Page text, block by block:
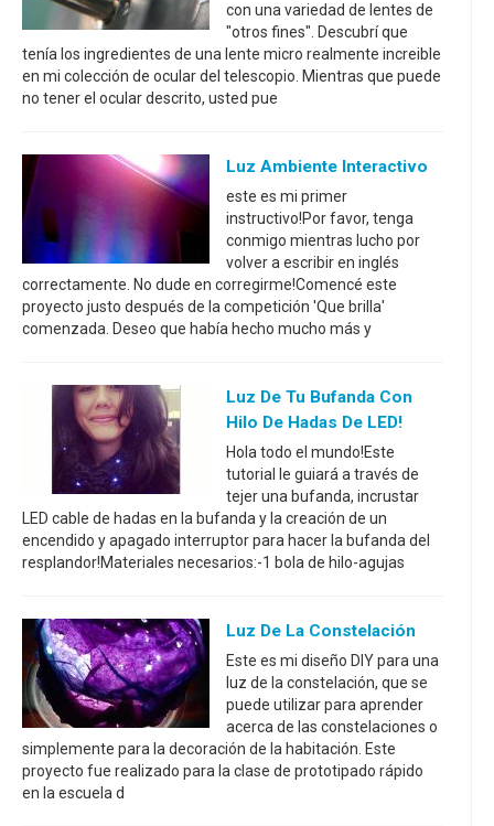
con una variedad de lentes de
"otros fines". Descubrí que
tenía los ingredientes de una lente micro realmente increible
en mi colección de ocular del telescopio. Mientras que puede
no tener el ocular descrito, usted pue
Luz Ambiente Interactivo
este es mi primer
instructivo!Por favor, tenga
conmigo mientras lucho por
volver a escribir en inglés
correctamente. No dude en corregirme!Comencé este
proyecto justo después de la competición 'Que brilla'
comenzada. Deseo que había hecho mucho más y
Luz De Tu Bufanda Con
Hilo De Hadas De LED!
Hola todo el mundo!Este
tutorial le guiará a través de
tejer una bufanda, incrustar
LED cable de hadas en la bufanda y la creación de un
encendido y apagado interruptor para hacer la bufanda del
resplandor!Materiales necesarios:-1 bola de hilo-agujas
Luz De La Constelación
Este es mi diseño DIY para una
luz de la constelación, que se
puede utilizar para aprender
acerca de las constelaciones o
simplemente para la decoración de la habitación. Este
proyecto fue realizado para la clase de prototipado rápido
en la escuela d